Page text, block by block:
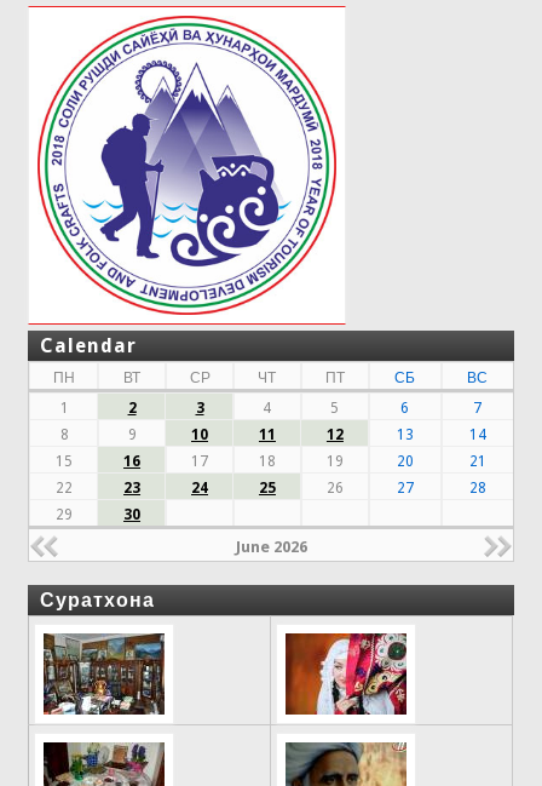
Calendar
ПН ВТ СР ЧТ ПТ СБ
ВС
1
2 3 4 5 6
7
8
9 10 11 12 13
14
15
16 17 18 19 20
21
22
23 24 25 26 27
28
29
30
June 2026
Суратхона